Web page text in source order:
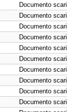
Documento
Documento
Documento
Documento
Documento
Documento
Documento
Documento
Documento
Documento